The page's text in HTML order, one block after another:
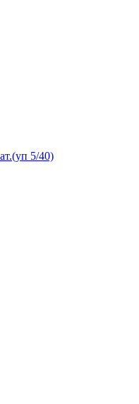
5/40)